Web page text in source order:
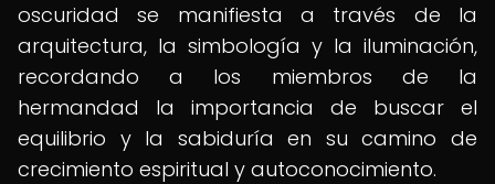
oscuridad se manifiesta a través de la
arquitectura, la simbología y la iluminación,
recordando a los miembros de la
hermandad la importancia de buscar el
equilibrio y la sabiduría en su camino de
crecimiento espiritual y autoconocimiento.